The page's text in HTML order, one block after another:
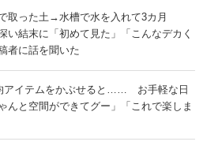
取った土→水槽で水を入れて3カ月
結末に「初めて見た」「こんなデカく
者に話を聞いた
アイテムをかぶせると…… お手軽な日
んと空間ができてグー」「これで楽しま